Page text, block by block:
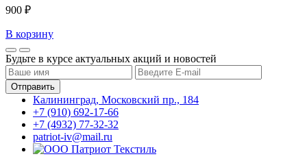
900 ₽
В корзину
Будьте в курсе актуальных акций и новостей
Калининград, Московский пр., 184
+7 (910) 692-17-66
+7 (4932) 77-32-32
patriot-iv@mail.ru